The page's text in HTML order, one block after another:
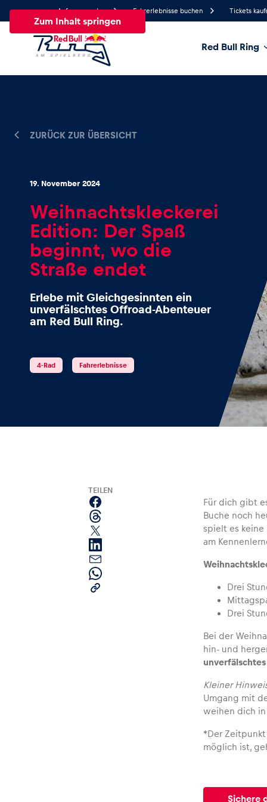
Zum Inhalt springen
Anfrage senden Fahrerlebnisse buchen Tickets
Red Bull Ring
News
Alle anzeigen
Alle anzeigen
Erlebnisse
ZURÜCK ZUR ÜBERSICHT
19. November 2024
Weihnachtskleckerei
Edition: Der Spaß
beginnt, wo die
Straße endet
Erlebe mit Gleichgesinnten ein
unverfälschtes Offroad-Abenteuer
am Red Bull Ring.
4-Rad Fahrerlebnisse
TEILEN
Für dich gibt
Buche noch
spielt es keine
am
Drei
Drei
Bei der
hin- und
Kleiner
Umgang mit
weihen dich in
*Der Zeitpunkt
möglich ist,
Sichere